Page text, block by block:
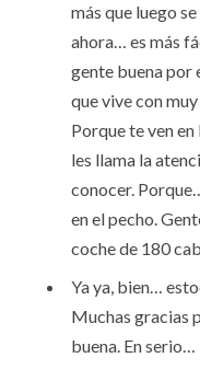
más que luego
ahora… es más
gente buena por
que vive con
Porque te ven
les llama la
conocer.
en el pecho.
coche de 180
Ya ya, bien…
Muchas gracias
buena. En